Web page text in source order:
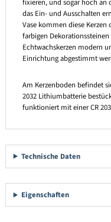
fixieren, und sogar hoch an
das Ein- und Ausschalten
Vase kommen diese
farbigen
Echtwachskerzen modern
Einrichtung abgestimmt
Am Kerzenboden befindet
2032 Lithiumbatterie
funktioniert mit einer CR
Technische Daten
Eigenschaften